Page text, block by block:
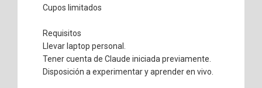
Cupos limitados
Requisitos
Llevar laptop personal.
Tener cuenta de Claude iniciada previamente.
Disposición a experimentar y aprender en vivo.